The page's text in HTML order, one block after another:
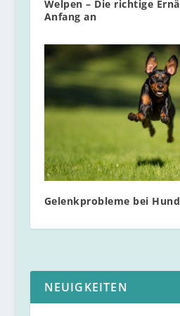
Welpen – Die richtige
Anfang an
Gelenkprobleme bei
NEUIGKEITEN